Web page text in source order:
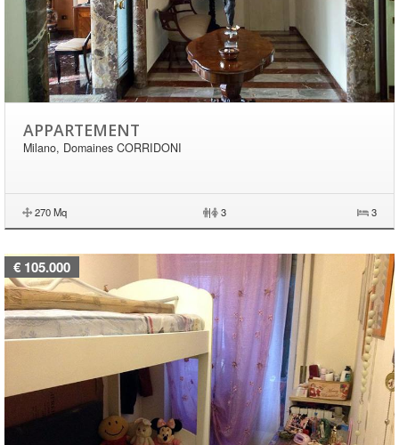
APPARTEMENT
Milano, Domaines CORRIDONI
270 Mq | 3 3
€ 105.000